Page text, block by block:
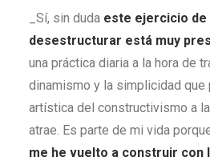
_Sí, sin duda este ejercicio
desestructurar está muy
una práctica diaria a la hora de
dinamismo y la simplicidad que
artística del constructivismo a
atrae. Es parte de mi vida
me he vuelto a construir con